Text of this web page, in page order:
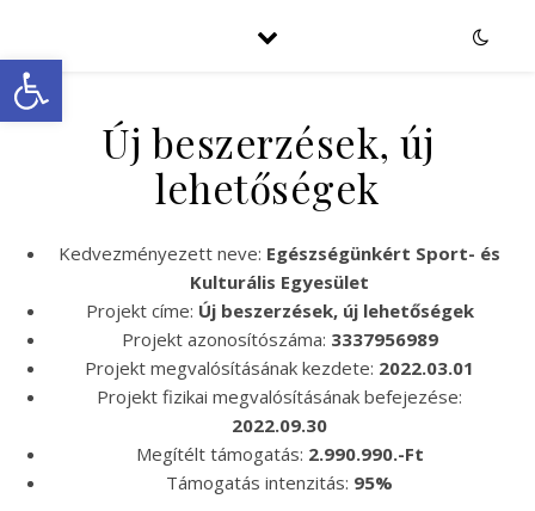
Eszköztár megnyitása
Új beszerzések, új
lehetőségek
Kedvezményezett neve: Egészségünkért Sport- és
Kulturális Egyesület
Projekt címe: Új beszerzések, új lehetőségek
Projekt azonosítószáma: 3337956989
Projekt megvalósításának kezdete: 2022.03.01
Projekt fizikai megvalósításának befejezése:
2022.09.30
Megítélt támogatás: 2.990.990.-Ft
Támogatás intenzitás: 95%